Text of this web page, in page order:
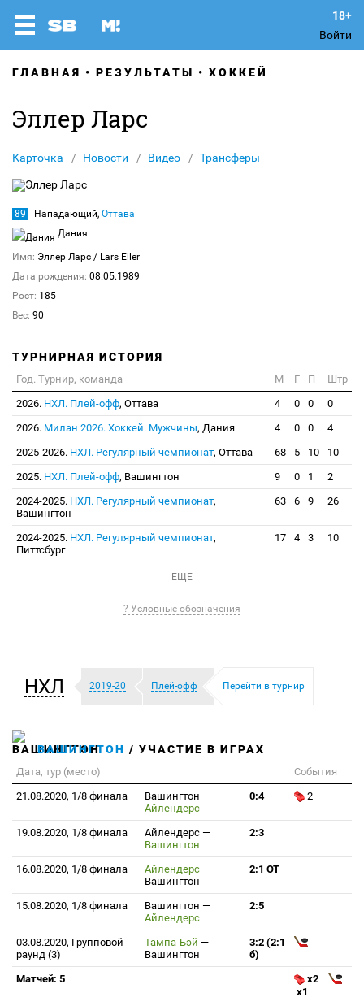
Войти
ГЛАВНАЯ РЕЗУЛЬТАТЫ ХОККЕЙ
Эллер Ларс
Карточка Новости Видео Трансферы
89 Нападающий, Оттава
Дания
Имя: Эллер Ларс / Lars Eller
Дата рождения: 08.05.1989
Рост: 185
Вес: 90
ТУРНИРНАЯ ИСТОРИЯ
Год. Турнир, команда М Г П
Штр
2026. НХЛ. Плей-офф, Оттава 4 0 0
0
2026. Милан 2026. Хоккей. Мужчины, Дания 4 0 0
4
2025-2026. НХЛ. Регулярный чемпионат, Оттава 68 5 10
10
2025. НХЛ. Плей-офф, Вашингтон 9 0 1
2
2024-2025. НХЛ. Регулярный чемпионат,
Вашингтон
63 6 9 26
2024-2025. НХЛ. Регулярный чемпионат,
Питтсбург
17 4 3 10
ЕЩЕ
? Условные обозначения
НХЛ 2019-20 Плей-офф Перейти в турнир
ВАШИНГТОН / УЧАСТИЕ В ИГРАХ
Дата, тур (место)
События
21.08.2020, 1/8 финала
Вашингтон —
Айлендерс
0:4 2
19.08.2020, 1/8 финала Айлендерс —
Вашингтон
2:3
16.08.2020, 1/8 финала Айлендерс —
Вашингтон
2:1 ОТ
15.08.2020, 1/8 финала Вашингтон —
Айлендерс
2:5
03.08.2020, Групповой
раунд (3)
Тампа-Бэй —
Вашингтон
3:2 (2:1
б)
Матчей: 5
x2
x1